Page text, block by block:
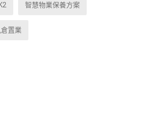
智慧物業保養方案
置業